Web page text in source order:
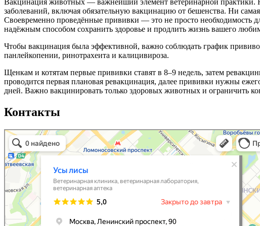
Вакцинация животных — важнейший элемент ветеринарной практики.
заболеваний, включая обязательную вакцинацию от бешенства. Ни
Своевременно проведённые прививки — это не просто необходимость
надёжным способом сохранить здоровье и продлить жизнь вашего
Чтобы вакцинация была эффективной, важно соблюдать график
панлейкопении, ринотрахеита и калицивироза.
Щенкам и котятам первые прививки ставят в 8–9 недель, затем
проводится первая плановая ревакцинация, далее прививки нужны
дней. Важно вакцинировать только здоровых животных и ограничить
Контакты
Усы Лисы
Ветеринарная клиника в Москве
Ветеринарная аптека в Москве